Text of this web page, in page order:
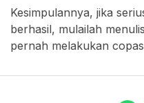
Kesimpulannya, jika
berhasil, mulailah
pernah melakukan